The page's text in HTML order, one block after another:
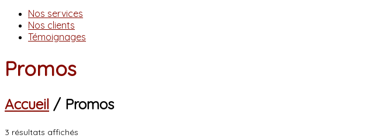
Nos services
Nos clients
Témoignages
Promos
Accueil / Promos
3 résultats affichés